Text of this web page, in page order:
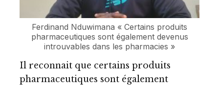
Ferdinand Nduwimana « Certains produits
pharmaceutiques sont également devenus
introuvables dans les pharmacies »
Il reconnait que certains produits
pharmaceutiques sont également